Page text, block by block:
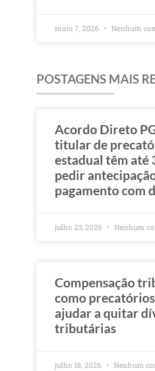
maio 7, 2026 Nenhum
POSTAGENS MAIS
Acordo Direto
titular de
estadual têm até
pedir
pagamento com
julho 23, 2026 Nenhum
Compensação
como
ajudar a quitar
tributárias
julho 18, 2026 Nenhum